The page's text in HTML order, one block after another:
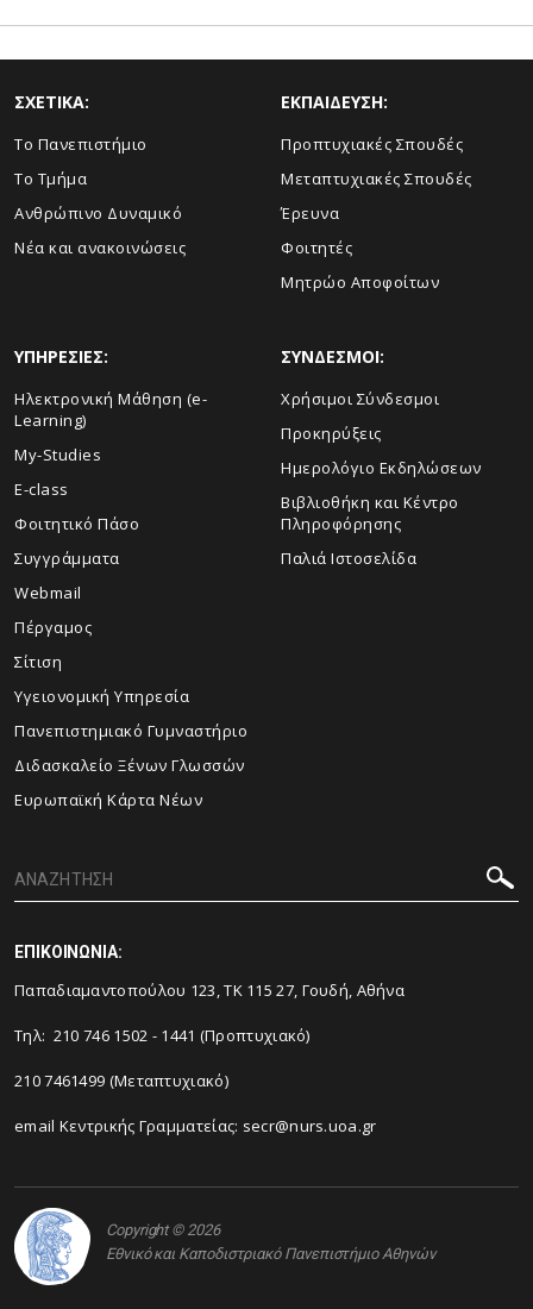
ΣΧΕΤΙΚΑ:
Το Πανεπιστήμιο
Το Τμήμα
Ανθρώπινο Δυναμικό
Νέα και ανακοινώσεις
ΕΚΠΑΙΔΕΥΣΗ:
Προπτυχιακές Σπουδές
Μεταπτυχιακές Σπουδές
Έρευνα
Φοιτητές
Μητρώο Αποφοίτων
ΥΠΗΡΕΣΙΕΣ:
Ηλεκτρονική Μάθηση (e-
Learning)
My-Studies
E-class
Φοιτητικό Πάσο
Συγγράμματα
Webmail
Πέργαμος
Σίτιση
Υγειονομική Υπηρεσία
Πανεπιστημιακό Γυμναστήριο
Διδασκαλείο Ξένων Γλωσσών
Ευρωπαϊκή Κάρτα Νέων
ΣΥΝΔΕΣΜΟΙ:
Χρήσιμοι Σύνδεσμοι
Προκηρύξεις
Ημερολόγιο Εκδηλώσεων
Βιβλιοθήκη και Κέντρο
Πληροφόρησης
Παλιά Ιστοσελίδα
ΕΠΙΚΟΙΝΩΝΙΑ:
Παπαδιαμαντοπούλου 123, ΤΚ 115 27, Γουδή, Αθήνα
Τηλ: 210 746 1502 - 1441 (Προπτυχιακό)
210 7461499 (Μεταπτυχιακό)
email Κεντρικής Γραμματείας: secr@nurs.uoa.gr
Copyright © 2026
Εθνικό και Καποδιστριακό Πανεπιστήμιο Αθηνών